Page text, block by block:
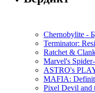
Chernobylite -
Terminator:
Ratchet &
Marvel's
ASTRO's
MAFIA:
Pixel Devil and